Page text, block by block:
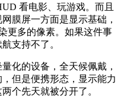
看电影、玩游戏。而且
膜屏一方面是显示基础，
更多的像素。如果这件事
支持不了。
化的设备，全天候佩戴，
但是便携形态，显示能力
个先天就被分开了。